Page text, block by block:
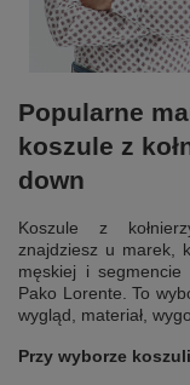
Popularne
koszule z
down
Koszule z
znajdziesz u marek,
męskiej i
Pako Lorente. To
wygląd, materiał,
Przy wyborze